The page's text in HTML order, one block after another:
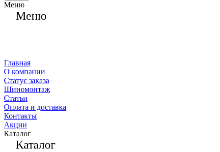
Меню
Меню
Главная
О компании
Статус заказа
Шиномонтаж
Статьи
Оплата и доставка
Контакты
Акции
Каталог
Каталог